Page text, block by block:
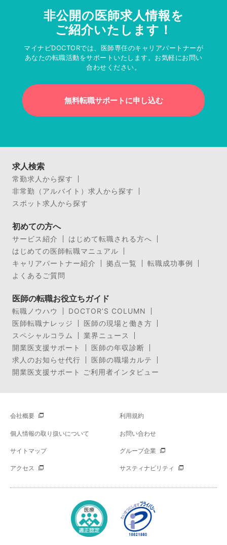
非公開の医師求人情報を
ご紹介いたします！
マイナビDOCTORでは、医師専任のキャリアパートナーが
あなたの転職活動をサポートいたします。お気軽にお問い
合わせください。
無料転職サポートに申し込む
求人検索
常勤求人から探す
非常勤（アルバイト）求人から探す
スポット求人から探す
初めての方へ
サービス紹介
はじめて転職される方へ
はじめての医師転職マニュアル
キャリアパートナー紹介
拠点一覧
転職成功事例
よくあるご質問
医師の転職お役立ちガイド
転職ノウハウ
DOCTOR’S COLUMN
医師転職ナレッジ
医師の現場と働き方
スペシャルコラム
業界ニュース
開業医支援サポート
医師の年収診断
求人のお知らせ代行
医師の職場カルテ
開業医支援サポート ご利用者インタビュー
会社概要 利用規約
個人情報の取り扱いについて お問い合わせ
サイトマップ グループ企業
アクセス サスティナビリティ